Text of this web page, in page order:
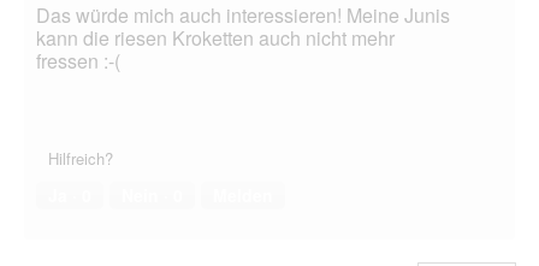
Das würde mich auch interessieren! Meine Junis
kann die riesen Kroketten auch nicht mehr
fressen :-(
Hilfreich?